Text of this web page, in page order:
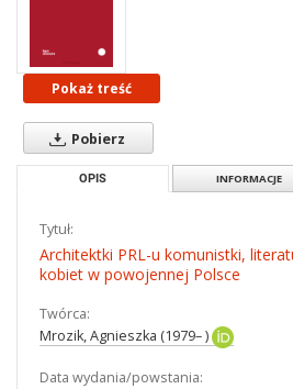
Pokaż treść
Pobierz
OPIS INFORMACJE
Tytuł:
Architektki PRL-u komunistki,
kobiet w powojennej Polsce
Twórca:
Mrozik, Agnieszka (1979– )
Data wydania/powstania: